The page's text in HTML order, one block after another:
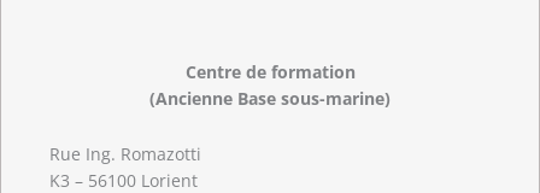
Centre de formation
(Ancienne Base sous-marine)
Rue Ing. Romazotti
K3 – 56100 Lorient